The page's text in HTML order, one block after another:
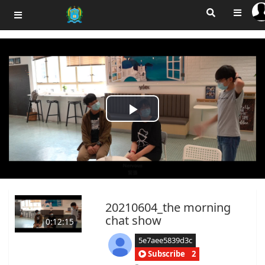
Play
Video
0:12:15
20210604_the morning
chat show
5e7aee5839d3c
Subscribe
2